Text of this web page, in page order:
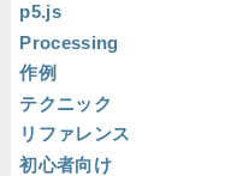
p5.js
Processing
作例
テクニック
リファレンス
初心者向け